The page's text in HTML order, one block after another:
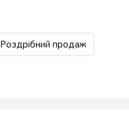
Роздрібний продаж